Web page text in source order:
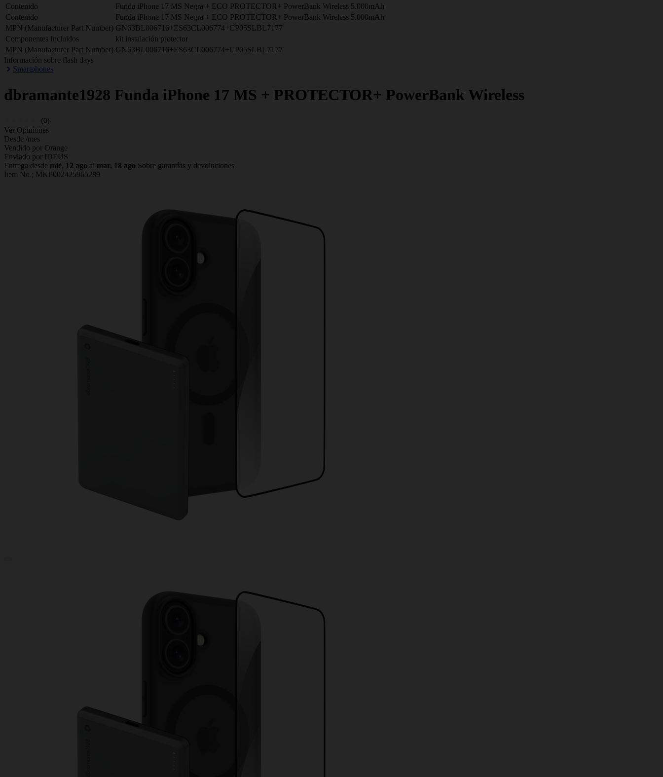
Contenido
Funda iPhone 17 MS Negra + ECO PROTECTOR+ PowerBank Wireless 5.000mAh
Contenido
Funda iPhone 17 MS Negra + ECO PROTECTOR+ PowerBank Wireless 5.000mAh
MPN (Manufacturer Part Number) GN63BL006716+ES63CL006774+CP05SLBL7177
Componentes Incluidos
kit instalación protector
MPN (Manufacturer Part Number) GN63BL006716+ES63CL006774+CP05SLBL7177
Información sobre flash days
Smartphones
dbramante1928 Funda iPhone 17 MS + PROTECTOR+ PowerBank Wireless
(0)
Ver Opiniones
Desde /mes
Vendido por Orange
Enviado por IDEUS
Entrega desde mié, 12 ago al mar, 18 ago Sobre garantías y devoluciones
Item No.; MKP002425965289